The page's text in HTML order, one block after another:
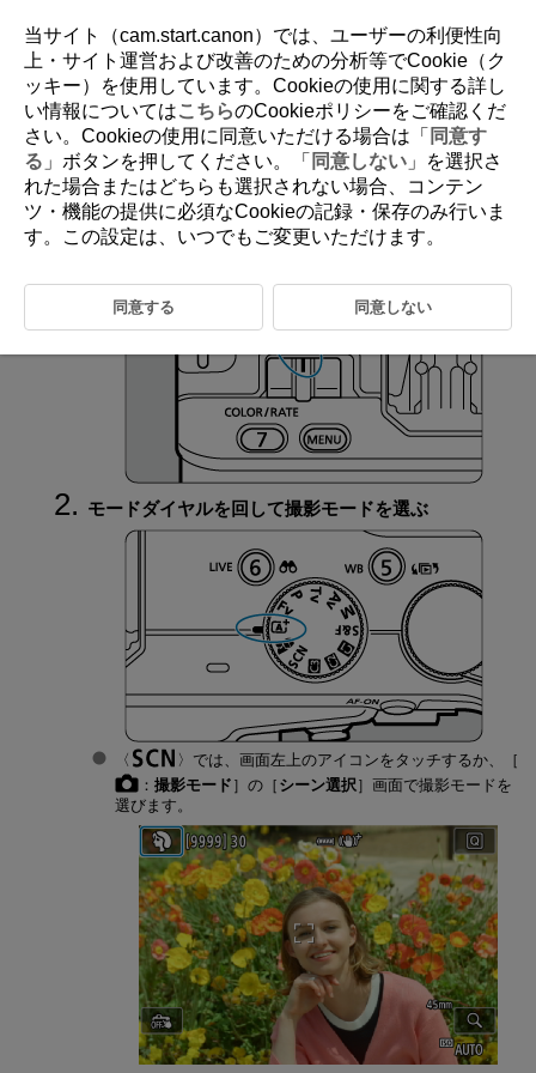
D388-042
撮影モードの設定方法
静止画撮影／動画撮影切り換えスイッチを
に
する
モードダイヤルを回して撮影モードを選ぶ
では、画面左上のアイコンをタッチするか、［
： 撮影モード ］の［ シーン選択］画面で撮影モードを
選びます。
当サイト（cam.start.canon）では、ユーザーの利便性向
上・サイト運営および改善のための分析等でCookie（ク
ッキー）を使用しています。Cookieの使用に関する詳し
い情報についてはこちらのCookieポリシーをご確認くだ
さい。Cookieの使用に同意いただける場合は「 同意す
る 」ボタンを押してください。「 同意しない 」を選択さ
れた場合またはどちらも選択されない場合、コンテン
ツ・機能の提供に必須なCookieの記録・保存のみ行いま
す。この設定は、いつでもご変更いただけます。
同意する 同意しない